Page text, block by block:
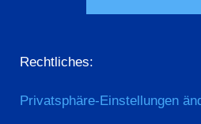
Rechtliches:
Privatsphäre-Einstellungen